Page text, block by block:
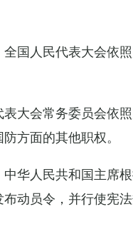
国人民代表大会依
大会常务委员会依
方面的其他职权。
华人民共和国主席
动员令，并行使宪